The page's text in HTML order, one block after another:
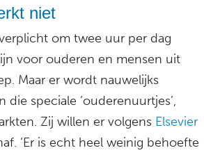
niet
om twee uur per dag
voor ouderen en mensen uit
Maar er wordt nauwelijks
die speciale ‘ouderenuurtjes’,
Zij willen er volgens Elsevier
‘Er is echt heel weinig behoefte